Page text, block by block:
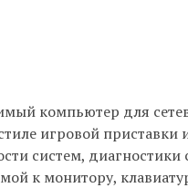
компьютер для
игровой
систем,
к монитору,